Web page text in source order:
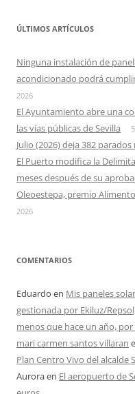
ÚLTIMOS ARTÍCULOS
Ninguna instalación de
acondicionado podrá
2026
El Ayuntamiento abre una
las vías públicas de Sevilla
Julio (2026) deja 382
El Puerto modifica la
meses después de su
Oleoestepa, premio
2026
COMENTARIOS
Eduardo en Mis paneles
gestionada por Ekiluz/
menos que hace un año,
mari carmen santos villaran
Plan Centro Vivo del alcalde
Auroraen El aeropuerto de